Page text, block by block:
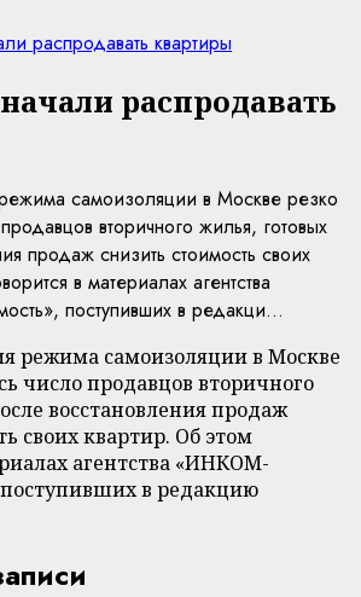
распродавать квартиры
распродавать
самоизоляции в Москве резко
вторичного жилья, готовых
продаж снизить стоимость своих
в материалах агентства
поступивших в редакци...
режима самоизоляции в Москве
число продавцов вторичного
восстановления продаж
своих квартир. Об этом
агентства «ИНКОМ-
в редакцию